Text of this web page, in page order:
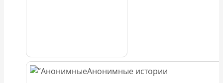
Анонимные истории